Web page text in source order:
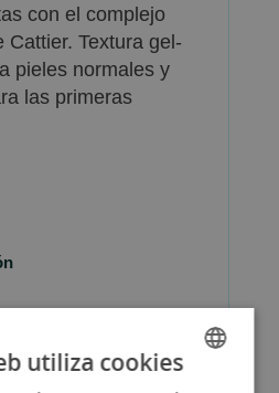
con el complejo
Cattier. Textura gel-
pieles normales y
las primeras
utiliza cookies